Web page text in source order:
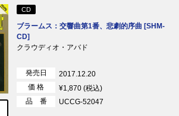
CD
ブラームス：交響曲第1番、悲劇的序曲 [SHM-
CD]
クラウディオ・アバド
発売日
2017.12.20
価 格
¥1,870 (税込)
品 番
UCCG-52047